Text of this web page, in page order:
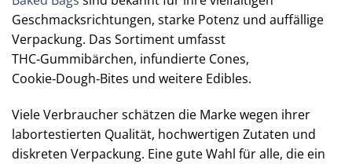
Geschmacksrichtungen, starke Potenz und auffällige
Verpackung. Das Sortiment umfasst
THC‑Gummibärchen, infundierte Cones,
Cookie‑Dough‑Bites und weitere Edibles.
Viele Verbraucher schätzen die Marke wegen ihrer
labortestierten Qualität, hochwertigen Zutaten und
diskreten Verpackung. Eine gute Wahl für alle, die ein